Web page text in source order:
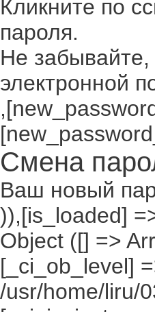
Кликните по
пароля.
Не
электронной
Смена
Ваш новый
)),[is_loaded]
Object ([] =>
[_ci_ob_level]
/usr/home/liru/